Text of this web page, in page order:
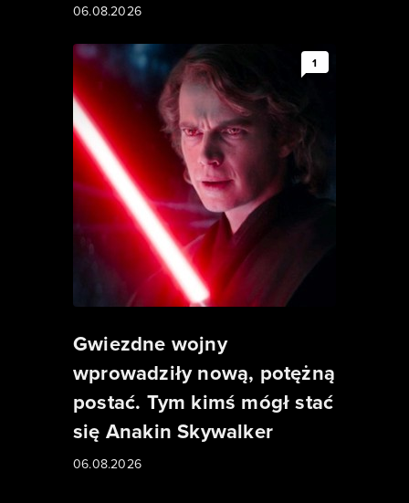
06.08.2026
1
Gwiezdne wojny
wprowadziły nową, potężną
postać. Tym kimś mógł stać
się Anakin Skywalker
06.08.2026